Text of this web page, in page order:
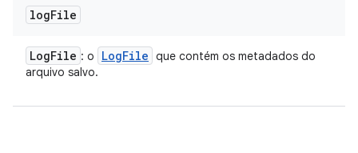
logFile
LogFile : o LogFile que contém os metadados do
arquivo salvo.